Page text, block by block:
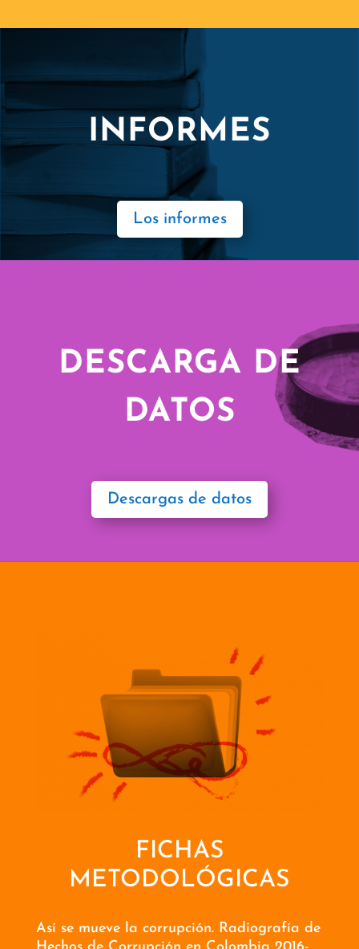
INFORMES
Los informes
DESCARGA DE
DATOS
Descargas de datos
FICHAS
METODOLÓGICAS
Así se mueve la corrupción. Radiografía de